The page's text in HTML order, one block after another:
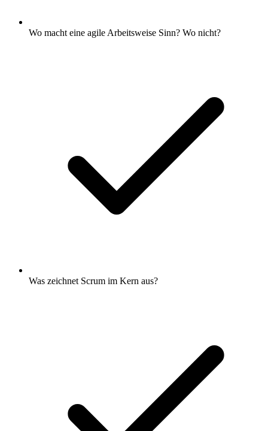
Wo macht eine agile Arbeitsweise Sinn? Wo nicht?
Was zeichnet Scrum im Kern aus?